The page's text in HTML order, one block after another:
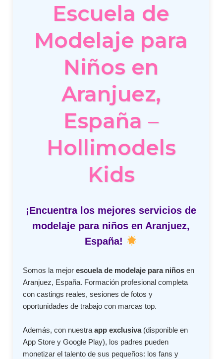
Escuela de
Modelaje para
Niños en
Aranjuez,
España –
Hollimodels
Kids
¡Encuentra los mejores servicios de
modelaje para niños en Aranjuez,
España!
Somos la mejorescuela de modelaje para niños en
Aranjuez, España. Formación profesional completa
con castings reales, sesiones de fotos y
oportunidades de trabajo con marcas top.
Además, con nuestraapp exclusiva(disponible en
App Store y Google Play), los padres pueden
monetizar el talento de sus pequeños: los fans y